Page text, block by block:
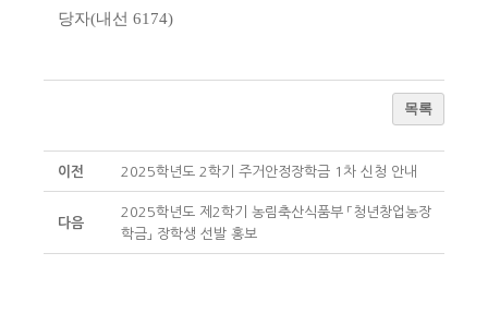
당자(내선 6174)
목록
이전 2025학년도 2학기 주거안정장학금 1차 신청 안내
다음
2025학년도 제2학기 농림축산식품부 「청년창업농장
학금」 장학생 선발 홍보